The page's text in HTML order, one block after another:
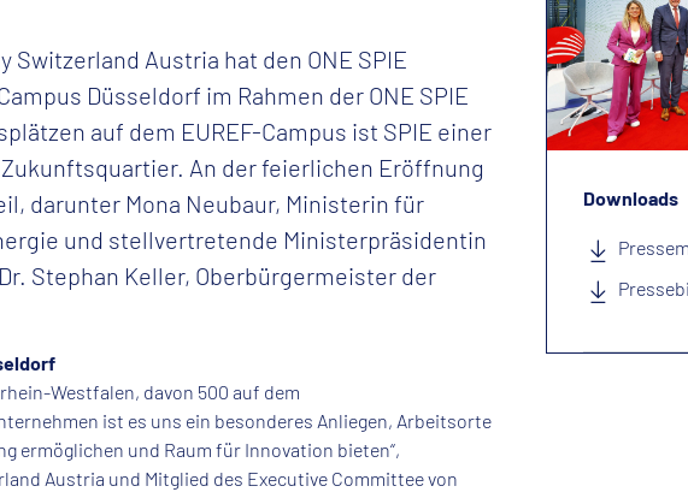
Switzerland Austria hat den ONE SPIE
Düsseldorf im Rahmen der ONE SPIE
auf dem EUREF-Campus ist SPIE einer
An der feierlichen Eröffnung
darunter Mona Neubaur, Ministerin für
und stellvertretende Ministerpräsidentin
Stephan Keller, Oberbürgermeister der
Westfalen, davon 500 auf dem
ist es uns ein besonderes Anliegen, Arbeitsorte
ermöglichen und Raum für Innovation bieten“,
Austria und Mitglied des Executive Committee von
Downloads